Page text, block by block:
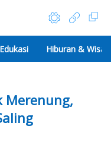
Edukasi Hiburan &
Merenung,